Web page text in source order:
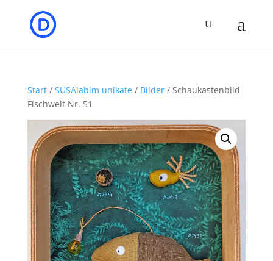
Start/ SUSAlabim unikate/ Bilder/ Schaukastenbild
Fischwelt Nr. 51